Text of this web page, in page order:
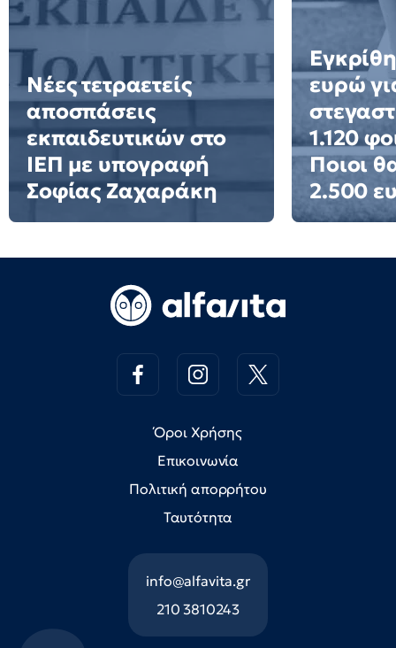
Νέες τετραετείς
αποσπάσεις
εκπαιδευτικών στο
ΙΕΠ με υπογραφή
Σοφίας Ζαχαράκη
ευρώ
1.120
Ποιοι
2.500
Όροι Χρήσης
Επικοινωνία
Πολιτική απορρήτου
Ταυτότητα
info@alfavita.gr
210 3810243